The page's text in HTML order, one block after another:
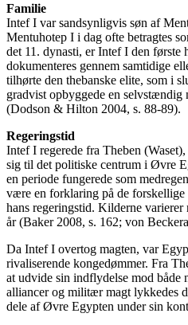
Familie
Intef I var sandsynligvis søn af
Mentuhotep I i dag ofte betragtes
det 11. dynasti, er Intef I den første
dokumenteres gennem samtidige
tilhørte den thebanske elite, som i
gradvist opbyggede en
(Dodson & Hilton 2004, s. 88-89).
Regeringstid
Intef I regerede fra Theben
sig til det politiske centrum i Øvre
en periode fungerede som
være en forklaring på de
hans regeringstid. Kilderne
år (Baker 2008, s. 162; von
Da Intef I overtog magten, var
rivaliserende kongedømmer. Fra
at udvide sin indflydelse mod både
alliancer og militær magt lykkedes
dele af Øvre Egypten under sin